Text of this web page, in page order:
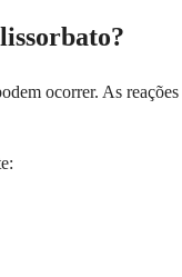
ocorrer. As